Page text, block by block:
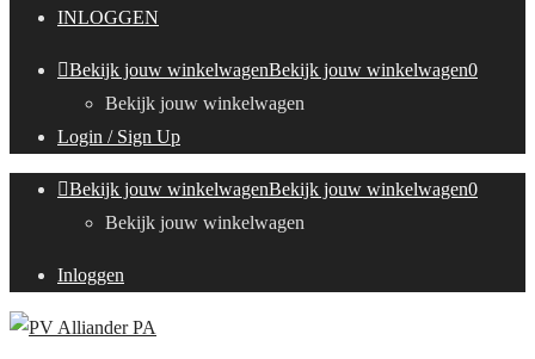
INLOGGEN
Bekijk jouw winkelwagenBekijk jouw winkelwagen0
Bekijk jouw winkelwagen
Login / Sign Up
Bekijk jouw winkelwagenBekijk jouw winkelwagen0
Bekijk jouw winkelwagen
Inloggen